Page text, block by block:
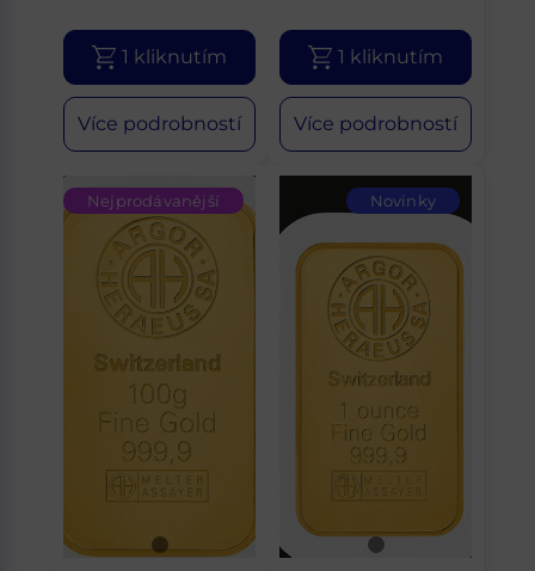
1 kliknutím
Více podrobností
1 kliknutím
Více podrobností
Nejprodávanější Novinky